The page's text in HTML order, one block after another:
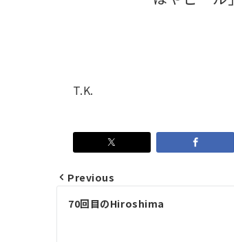
T.K.
Post
Previous
70回目のHiroshima